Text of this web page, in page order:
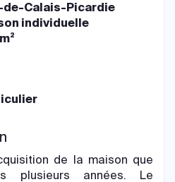
de-Calais-Picardie
individuelle
de la maison que
plusieurs années. Le